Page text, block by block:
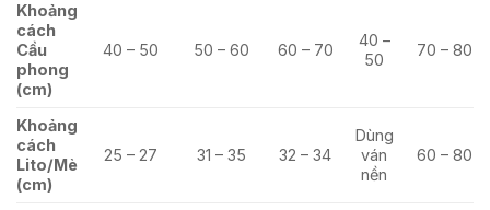
Khoảng
cách
Cầu
phong
(cm)
40 – 50 50 – 60 60 – 70
40 –
50
70 – 80
Khoảng
cách
Lito/Mè
(cm)
25 – 27 31 – 35 32 – 34
Dùng
ván
nền
60 – 80